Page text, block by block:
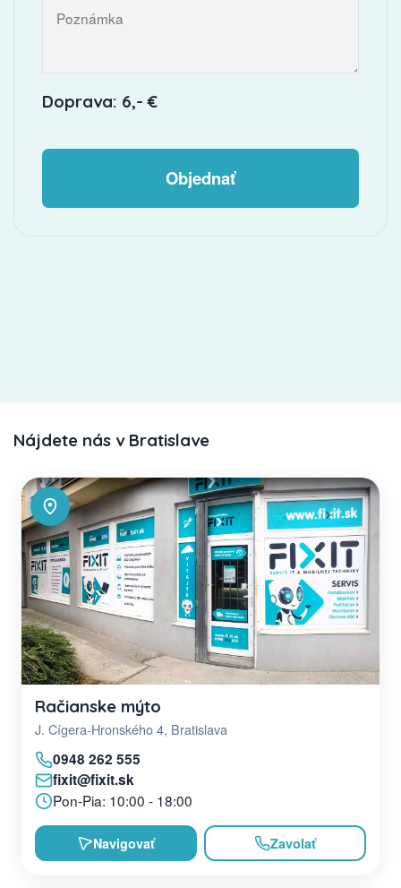
Doprava: 6,- €
Objednať
Nájdete nás v Bratislave
Račianske mýto
J. Cígera-Hronského 4, Bratislava
0948 262 555
fixit@fixit.sk
Pon-Pia: 10:00 - 18:00
Navigovať Zavolať